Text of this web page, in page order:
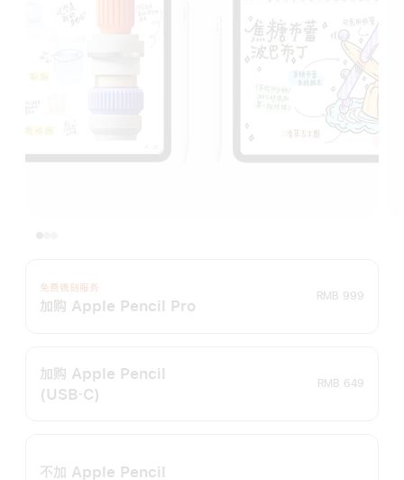
免费镌刻服务
加购 Apple Pencil Pro
RMB 999
加购 Apple Pencil
(USB‑C)
RMB 649
不加 Apple Pencil